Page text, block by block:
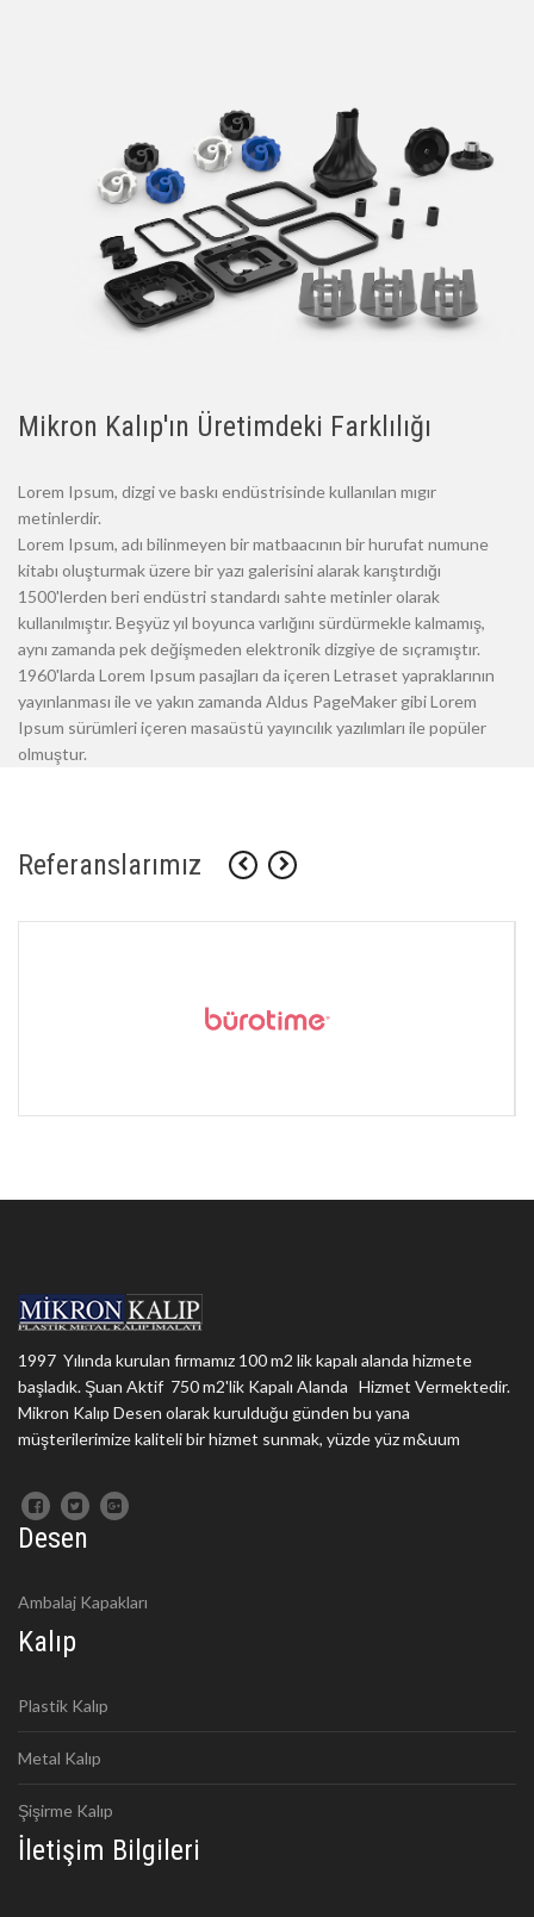
Mikron Kalıp'ın Üretimdeki Farklılığı
Lorem Ipsum, dizgi ve baskı endüstrisinde kullanılan mıgır
metinlerdir.
Lorem Ipsum, adı bilinmeyen bir matbaacının bir hurufat numune
kitabı oluşturmak üzere bir yazı galerisini alarak karıştırdığı
1500'lerden beri endüstri standardı sahte metinler olarak
kullanılmıştır. Beşyüz yıl boyunca varlığını sürdürmekle kalmamış,
aynı zamanda pek değişmeden elektronik dizgiye de sıçramıştır.
1960'larda Lorem Ipsum pasajları da içeren Letraset yapraklarının
yayınlanması ile ve yakın zamanda Aldus PageMaker gibi Lorem
Ipsum sürümleri içeren masaüstü yayıncılık yazılımları ile popüler
olmuştur.
Referanslarımız
1997 Yılında kurulan firmamız 100 m2 lik kapalı alanda hizmete
başladık. Şuan Aktif 750 m2'lik Kapalı Alanda Hizmet Vermektedir.
Mikron Kalıp Desen olarak kurulduğu günden bu yana
müşterilerimize kaliteli bir hizmet sunmak, yüzde yüz m&uum
Desen
Ambalaj Kapakları
Kalıp
Plastik Kalıp
Metal Kalıp
Şişirme Kalıp
İletişim Bilgileri